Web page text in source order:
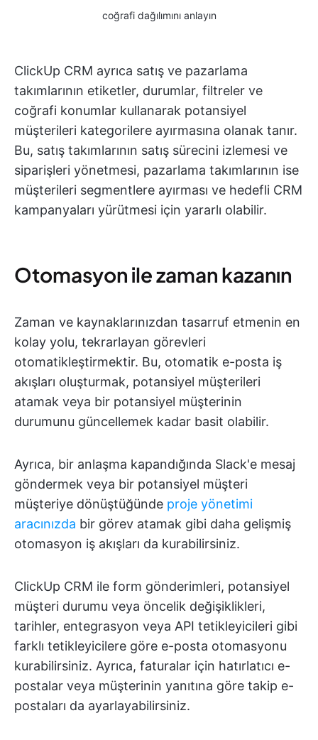
coğrafi dağılımını anlayın
ClickUp CRM ayrıca satış ve pazarlama
takımlarının etiketler, durumlar, filtreler ve
coğrafi konumlar kullanarak potansiyel
müşterileri kategorilere ayırmasına olanak tanır.
Bu, satış takımlarının satış sürecini izlemesi ve
siparişleri yönetmesi, pazarlama takımlarının ise
müşterileri segmentlere ayırması ve hedefli CRM
kampanyaları yürütmesi için yararlı olabilir.
Otomasyon ile zaman kazanın
Zaman ve kaynaklarınızdan tasarruf etmenin en
kolay yolu, tekrarlayan görevleri
otomatikleştirmektir. Bu, otomatik e-posta iş
akışları oluşturmak, potansiyel müşterileri
atamak veya bir potansiyel müşterinin
durumunu güncellemek kadar basit olabilir.
Ayrıca, bir anlaşma kapandığında Slack'e mesaj
göndermek veya bir potansiyel müşteri
müşteriye dönüştüğünde proje yönetimi
aracınızda bir görev atamak gibi daha gelişmiş
otomasyon iş akışları da kurabilirsiniz.
ClickUp CRM ile form gönderimleri, potansiyel
müşteri durumu veya öncelik değişiklikleri,
tarihler, entegrasyon veya API tetikleyicileri gibi
farklı tetikleyicilere göre e-posta otomasyonu
kurabilirsiniz. Ayrıca, faturalar için hatırlatıcı e-
postalar veya müşterinin yanıtına göre takip e-
postaları da ayarlayabilirsiniz.